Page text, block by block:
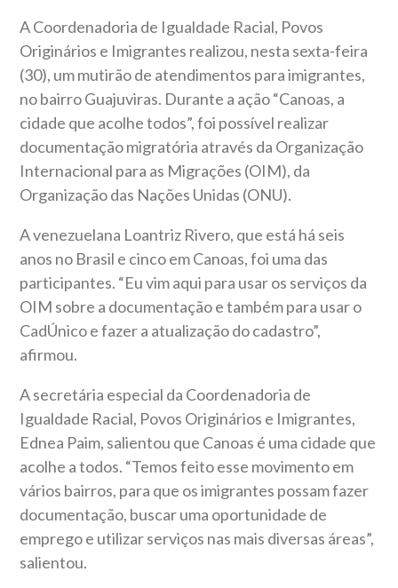
A Coordenadoria de Igualdade Racial, Povos
Originários e Imigrantes realizou, nesta sexta-feira
(30), um mutirão de atendimentos para imigrantes,
no bairro Guajuviras. Durante a ação “Canoas, a
cidade que acolhe todos”, foi possível realizar
documentação migratória através da Organização
Internacional para as Migrações (OIM), da
Organização das Nações Unidas (ONU).
A venezuelana Loantriz Rivero, que está há seis
anos no Brasil e cinco em Canoas, foi uma das
participantes. “Eu vim aqui para usar os serviços da
OIM sobre a documentação e também para usar o
CadÚnico e fazer a atualização do cadastro”,
afirmou.
A secretária especial da Coordenadoria de
Igualdade Racial, Povos Originários e Imigrantes,
Ednea Paim, salientou que Canoas é uma cidade que
acolhe a todos. “Temos feito esse movimento em
vários bairros, para que os imigrantes possam fazer
documentação, buscar uma oportunidade de
emprego e utilizar serviços nas mais diversas áreas”,
salientou.